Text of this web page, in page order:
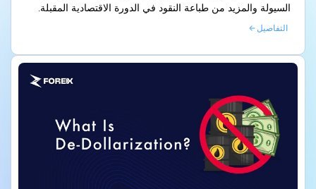
السيولة والمزيد من طباعة النقود في الدورة الاقتصادية المقبلة.
التفاصيل